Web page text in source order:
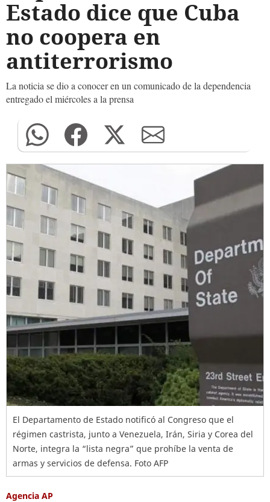
Estado dice que Cuba
no coopera en
antiterrorismo
La noticia se dio a conocer en un comunicado de la dependencia
entregado el miércoles a la prensa
El Departamento de Estado notificó al Congreso que el
régimen castrista, junto a Venezuela, Irán, Siria y Corea del
Norte, integra la “lista negra” que prohíbe la venta de
armas y servicios de defensa. Foto AFP
Agencia AP